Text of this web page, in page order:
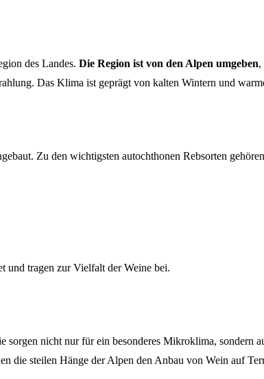
des Landes. Die Region ist von den Alpen umgeben,
Das Klima ist geprägt von kalten Wintern und
Zu den wichtigsten autochthonen Rebsorten
und tragen zur Vielfalt der Weine bei.
nicht nur für ein besonderes Mikroklima, sondern
die steilen Hänge der Alpen den Anbau von Wein auf